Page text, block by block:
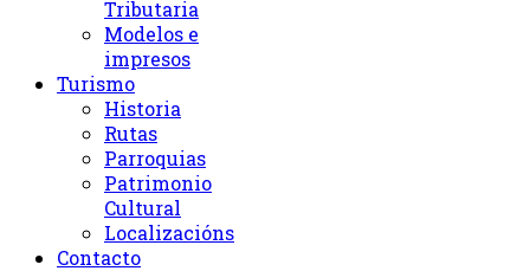
Tributaria
Modelos e
impresos
Turismo
Historia
Rutas
Parroquias
Patrimonio
Cultural
Localizacións
Contacto